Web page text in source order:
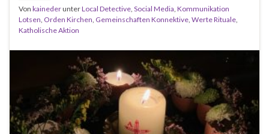
Von kainederunterLocal Detective Social Media Kommunikation
Lotsen Orden Kirchen Gemeinschaften Konnektive Werte Rituale
Katholische Aktion